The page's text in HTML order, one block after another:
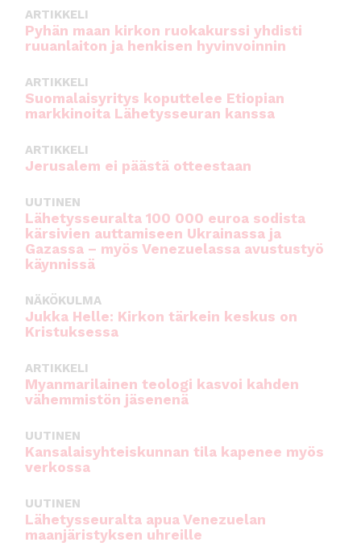
ARTIKKELI
Pyhän maan kirkon ruokakurssi yhdisti
ruuanlaiton ja henkisen hyvinvoinnin
ARTIKKELI
Suomalaisyritys koputtelee Etiopian
markkinoita Lähetysseuran kanssa
ARTIKKELI
Jerusalem ei päästä otteestaan
UUTINEN
Lähetysseuralta 100 000 euroa sodista
kärsivien auttamiseen Ukrainassa ja
Gazassa – myös Venezuelassa avustustyö
käynnissä
NÄKÖKULMA
Jukka Helle: Kirkon tärkein keskus on
Kristuksessa
ARTIKKELI
Myanmarilainen teologi kasvoi kahden
vähemmistön jäsenenä
UUTINEN
Kansalaisyhteiskunnan tila kapenee myös
verkossa
UUTINEN
Lähetysseuralta apua Venezuelan
maanjäristyksen uhreille